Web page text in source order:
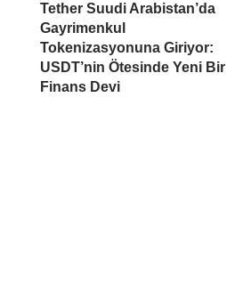
Tether Suudi Arabistan’da
Gayrimenkul
Tokenizasyonuna Giriyor:
USDT’nin Ötesinde Yeni Bir
Finans Devi